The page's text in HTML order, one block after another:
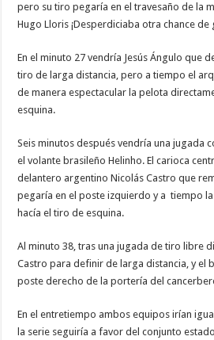
pero su tiro pegaría en el travesaño de la
Hugo Lloris ¡Desperdiciaba otra chance
En el minuto 27 vendría Jesús Ángulo que
tiro de larga distancia, pero a tiempo el
de manera espectacular la pelota
esquina.
Seis minutos después vendría una jugada
el volante brasileño Helinho. El carioca
delantero argentino Nicolás Castro que
pegaría en el poste izquierdo y a tiempo
hacía el tiro de esquina.
Al minuto 38, tras una jugada de tiro libre
Castro para definir de larga distancia, y el
poste derecho de la portería del
En el entretiempo ambos equipos irían
la serie seguiría a favor del conjunto